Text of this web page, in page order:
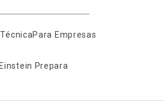
Para Empresas
Einstein Prepara